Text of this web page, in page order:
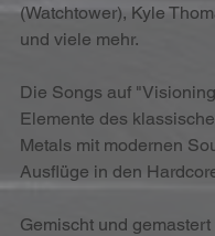
(Watchtower), Kyle
und viele mehr.
Die Songs auf
Elemente des
Metals mit modernen
Ausflüge in den
Gemischt und